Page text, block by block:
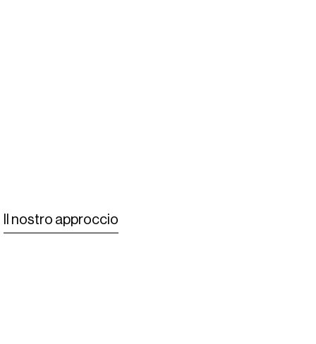
Il nostro approccio